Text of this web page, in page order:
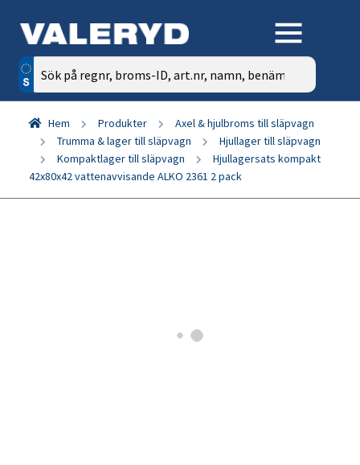
Sök
efter:
Hem Produkter
Axel & hjulbroms till släpvagn
Trumma & lager till släpvagn
Hjullager till släpvagn
Kompaktlager till släpvagn
Hjullagersats kompakt
42x80x42 vattenavvisande ALKO 2361 2 pack